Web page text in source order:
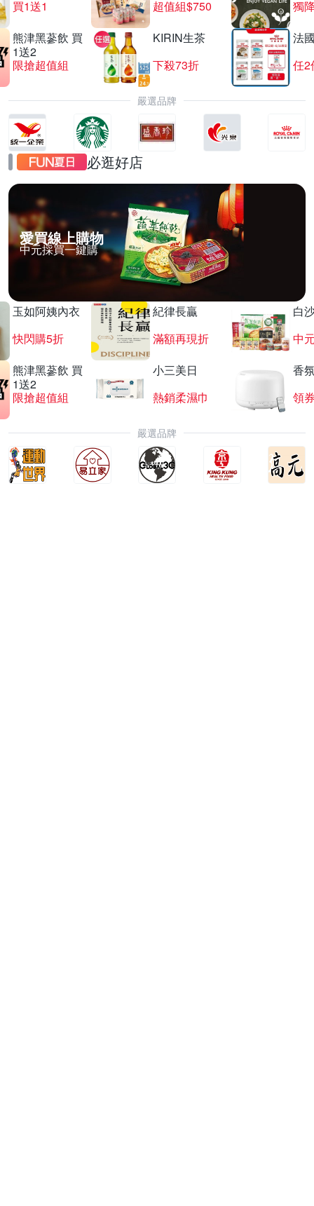
買1送1
超值組$750
獨
熊津黑蔘飲 買
1送2
限搶超值組
KIRIN生茶
下殺73折
法
任2
嚴選品牌
必逛好店
愛買線上購物
中元採買一鍵購
玉如阿姨內衣
快閃購5折
紀律長贏
滿額再現折
白
中
熊津黑蔘飲 買
1送2
限搶超值組
小三美日
熱銷柔濕巾
香
領
嚴選品牌